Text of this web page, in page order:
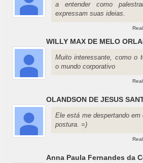
a entender como
expressam suas ideias.
WILLY MAX DE MELO
Muito interessante, como o
o mundo corporativo
OLANDSON DE JESUS
Ele está me despertando em
postura. =)
Anna Paula Fernandes da